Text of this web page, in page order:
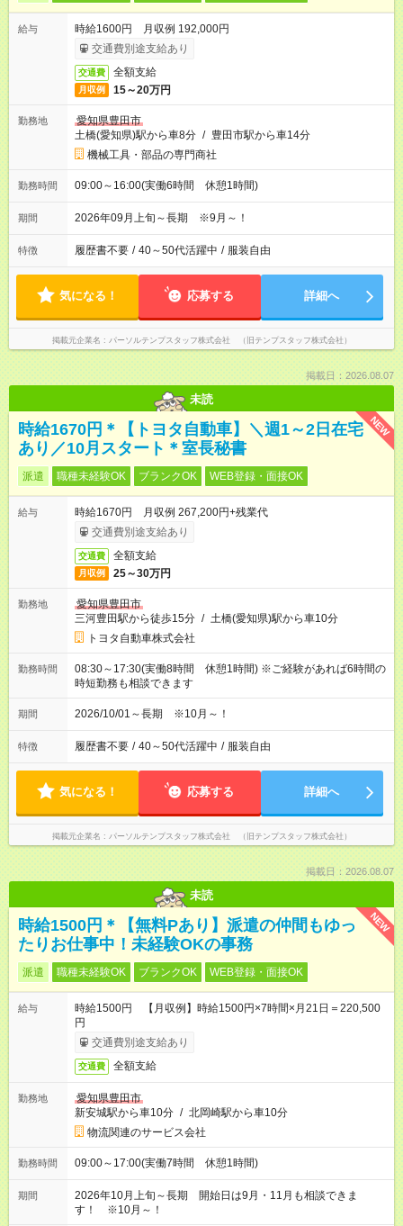
給与
時給1600円 月収例 192,000円
交通費別途支給あり
交通費 全額支給
月収例 15～20万円
勤務地
愛知県豊田市
土橋(愛知県)駅から車8分 / 豊田市駅から車14分
機械工具・部品の専門商社
勤務時間 09:00～16:00(実働6時間 休憩1時間)
期間 2026年09月上旬～長期 ※9月～！
特徴 履歴書不要 / 40～50代活躍中 / 服装自由
気になる！ 応募する 詳細へ
掲載元企業名 パーソルテンプスタッフ株式会社 （旧テンプスタッフ株式会社）
掲載日：2026.08.07
未読
NEW
時給1670円＊【トヨタ自動車】＼週1～2日在宅
あり／10月スタート＊室長秘書
派遣 職種未経験OK ブランクOK WEB登録・面接OK
給与
時給1670円 月収例 267,200円+残業代
交通費別途支給あり
交通費 全額支給
月収例 25～30万円
勤務地
愛知県豊田市
三河豊田駅から徒歩15分 / 土橋(愛知県)駅から車10分
トヨタ自動車株式会社
勤務時間
08:30～17:30(実働8時間 休憩1時間) ※ご経験があれば6時間の
時短勤務も相談できます
期間 2026/10/01～長期 ※10月～！
特徴 履歴書不要 / 40～50代活躍中 / 服装自由
気になる！ 応募する 詳細へ
掲載元企業名 パーソルテンプスタッフ株式会社 （旧テンプスタッフ株式会社）
掲載日：2026.08.07
未読
NEW
時給1500円＊【無料Pあり】派遣の仲間もゆっ
たりお仕事中！未経験OKの事務
派遣 職種未経験OK ブランクOK WEB登録・面接OK
給与
時給1500円 【月収例】時給1500円×7時間×月21日＝220,500
円
交通費別途支給あり
交通費 全額支給
勤務地
愛知県豊田市
新安城駅から車10分 / 北岡崎駅から車10分
物流関連のサービス会社
勤務時間 09:00～17:00(実働7時間 休憩1時間)
期間
2026年10月上旬～長期 開始日は9月・11月も相談できま
す！ ※10月～！